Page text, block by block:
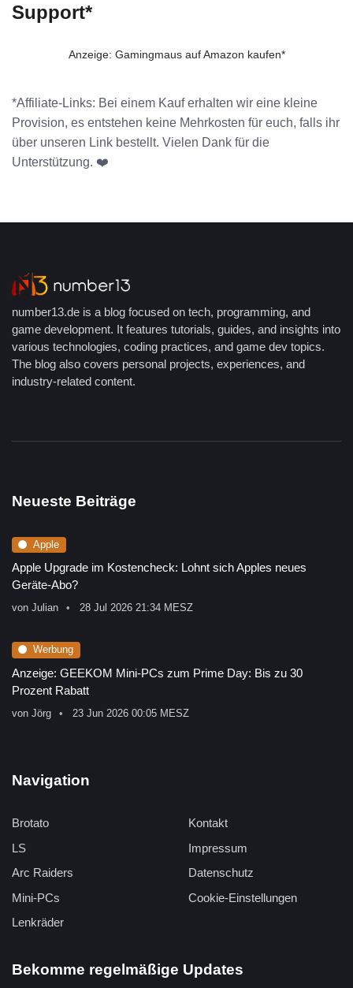
Support*
Anzeige: Gamingmaus auf Amazon kaufen*
*Affiliate-Links: Bei einem Kauf erhalten wir eine kleine
Provision, es entstehen keine Mehrkosten für euch, falls ihr
über unseren Link bestellt. Vielen Dank für die
Unterstützung. ❤️
number13.de is a blog focused on tech, programming, and
game development. It features tutorials, guides, and insights into
various technologies, coding practices, and game dev topics.
The blog also covers personal projects, experiences, and
industry-related content.
Neueste Beiträge
Apple
Apple Upgrade im Kostencheck: Lohnt sich Apples neues
Geräte-Abo?
von Julian 28 Jul 2026 21:34 MESZ
Werbung
Anzeige: GEEKOM Mini-PCs zum Prime Day: Bis zu 30
Prozent Rabatt
von Jörg 23 Jun 2026 00:05 MESZ
Navigation
Brotato
LS
Arc Raiders
Mini-PCs
Lenkräder
Kontakt
Impressum
Datenschutz
Cookie-Einstellungen
Bekomme regelmäßige Updates